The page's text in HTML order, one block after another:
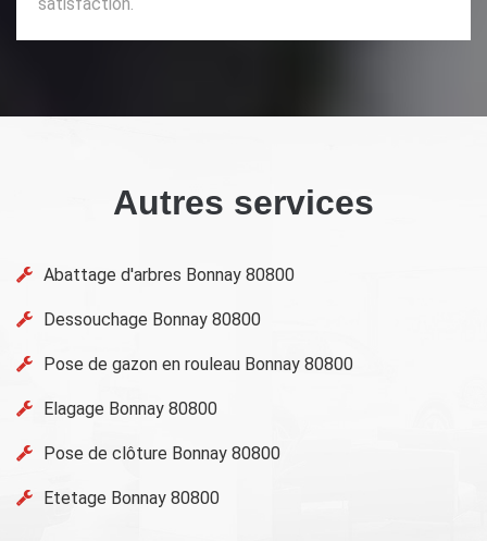
Autres services
Abattage d'arbres Bonnay 80800
Dessouchage Bonnay 80800
Pose de gazon en rouleau Bonnay 80800
Elagage Bonnay 80800
Pose de clôture Bonnay 80800
Etetage Bonnay 80800